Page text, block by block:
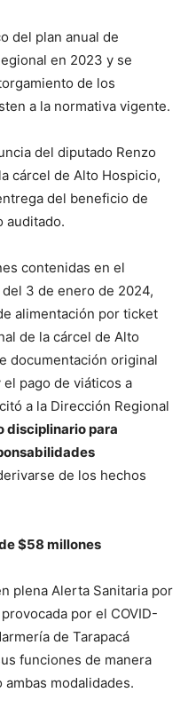
del plan anual de
en 2023 y se
de los
a la normativa vigente.
del diputado Renzo
cárcel de Alto Hospicio,
del beneficio de
auditado.
contenidas en el
3 de enero de 2024,
alimentación por ticket
de la cárcel de Alto
documentación original
pago de viáticos a
a la Dirección Regional
disciplinario para
de los hechos
$58 millones
plena Alerta Sanitaria por
por el COVID-
de Tarapacá
funciones de manera
modalidades.